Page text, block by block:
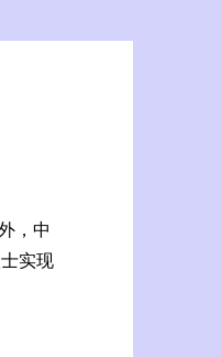
，中
实现